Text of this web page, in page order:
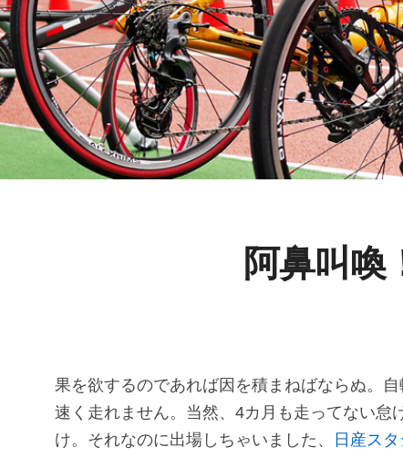
阿鼻叫喚
果を欲するのであれば因を積まねばならぬ。
速く走れません。当然、4カ月も走ってない
け。それなのに出場しちゃいました、
日産ス